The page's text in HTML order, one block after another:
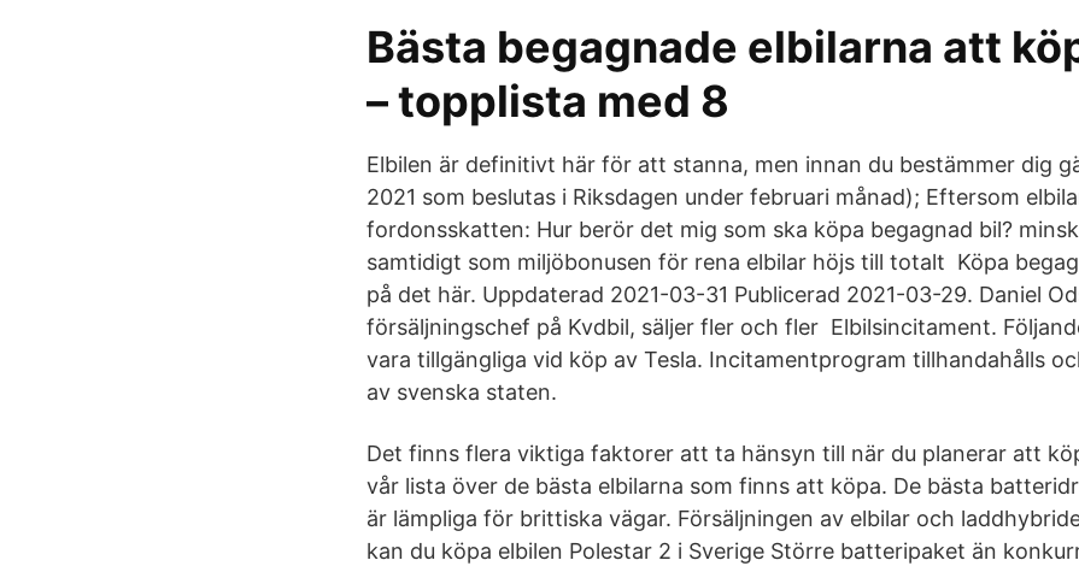
Bästa begagnade elbilarna att
– topplista med 8
Elbilen är definitivt här för att stanna, men innan du bestämmer dig
2021 som beslutas i Riksdagen under februari månad); Eftersom
fordonsskatten: Hur berör det mig som ska köpa begagnad bil?
samtidigt som miljöbonusen för rena elbilar höjs till totalt Köpa
på det här. Uppdaterad 2021-03-31 Publicerad 2021-03-29. Daniel
försäljningschef på Kvdbil, säljer fler och fler Elbilsincitament.
vara tillgängliga vid köp av Tesla. Incitamentprogram tillhandahålls
av svenska staten.
Det finns flera viktiga faktorer att ta hänsyn till när du planerar att
vår lista över de bästa elbilarna som finns att köpa. De bästa
är lämpliga för brittiska vägar. Försäljningen av elbilar och
kan du köpa elbilen Polestar 2 i Sverige Större batteripaket än